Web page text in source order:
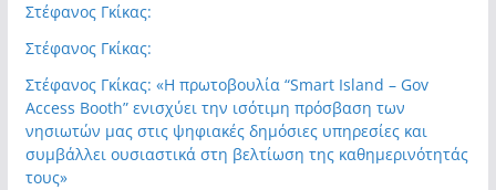
Στέφανος Γκίκας:
Στέφανος Γκίκας:
Στέφανος Γκίκας: «Η πρωτοβουλία “Smart Island – Gov
Access Booth” ενισχύει την ισότιμη πρόσβαση των
νησιωτών μας στις ψηφιακές δημόσιες υπηρεσίες και
συμβάλλει ουσιαστικά στη βελτίωση της καθημερινότητάς
τους»